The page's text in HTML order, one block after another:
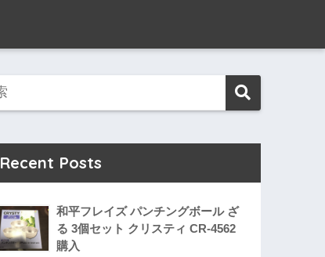
Recent Posts
和平フレイズ パンチングボール ざ
る 3個セット クリスティ CR-4562
購入